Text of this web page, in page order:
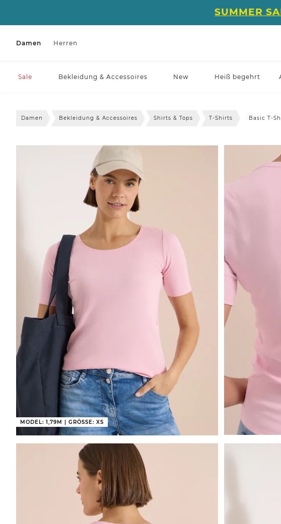
SUMMER
Damen Herren
Sale Bekleidung & Accessoires New Heiß begehrt
Damen Bekleidung & Accessoires Shirts & Tops T-Shirts Basic T-
MODEL: 1,79M | GRÖSSE: XS